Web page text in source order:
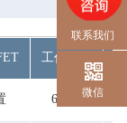
工作频率
65HZ
联系我们
微信